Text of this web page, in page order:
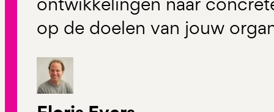
op de doelen van jouw